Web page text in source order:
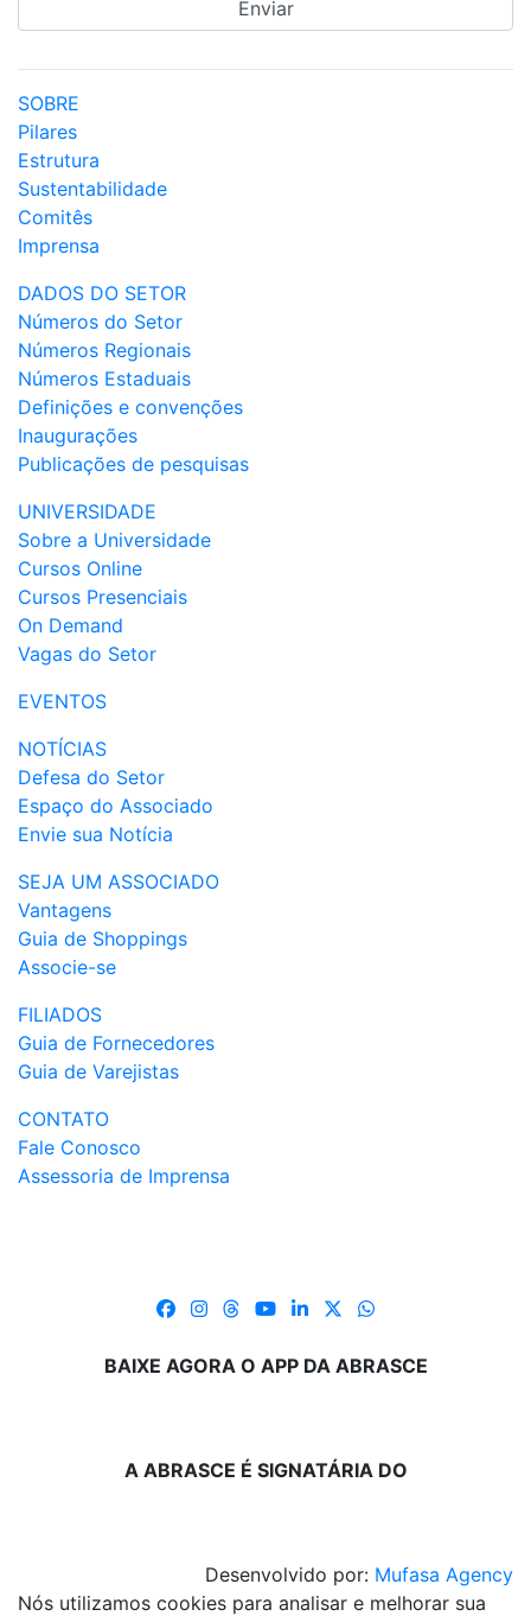
SOBRE
Pilares
Estrutura
Sustentabilidade
Comitês
Imprensa
DADOS DO SETOR
Números do Setor
Números Regionais
Números Estaduais
Definições e convenções
Inaugurações
Publicações de pesquisas
UNIVERSIDADE
Sobre a Universidade
Cursos Online
Cursos Presenciais
On Demand
Vagas do Setor
EVENTOS
NOTÍCIAS
Defesa do Setor
Espaço do Associado
Envie sua Notícia
SEJA UM ASSOCIADO
Vantagens
Guia de Shoppings
Associe-se
FILIADOS
Guia de Fornecedores
Guia de Varejistas
CONTATO
Fale Conosco
Assessoria de Imprensa
BAIXE AGORA O APP DA ABRASCE
A ABRASCE É SIGNATÁRIA DO
Desenvolvido por: Mufasa Agency
Nós utilizamos cookies para analisar e melhorar sua